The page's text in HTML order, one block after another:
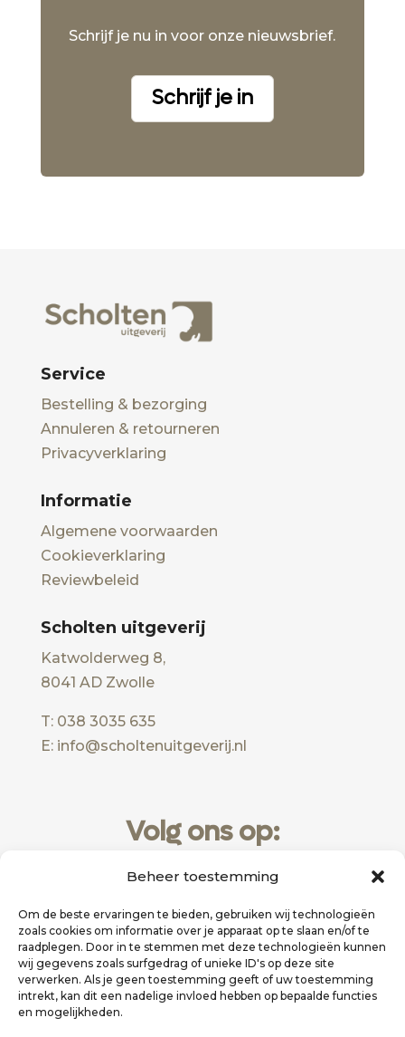
Beheer toestemming
Om de beste ervaringen te bieden, gebruiken wij technologieën
zoals cookies om informatie over je apparaat op te slaan en/of te
raadplegen. Door in te stemmen met deze technologieën kunnen
wij gegevens zoals surfgedrag of unieke ID's op deze site
verwerken. Als je geen toestemming geeft of uw toestemming
intrekt, kan dit een nadelige invloed hebben op bepaalde functies
en mogelijkheden.
Schrijf je nu in voor onze nieuwsbrief.
Schrijf je in
Service
Bestelling & bezorging
Annuleren & retourneren
Privacyverklaring
Informatie
Algemene voorwaarden
Cookieverklaring
Reviewbeleid
Scholten uitgeverij
Katwolderweg 8,
8041 AD Zwolle
T: 038 3035 635
E: info@scholtenuitgeverij.nl
Volg ons op: